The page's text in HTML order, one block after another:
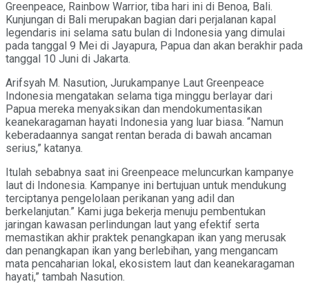
Greenpeace, Rainbow Warrior, tiba hari ini di Benoa, Bali.
Kunjungan di Bali merupakan bagian dari perjalanan kapal
legendaris ini selama satu bulan di Indonesia yang dimulai
pada tanggal 9 Mei di Jayapura, Papua dan akan berakhir pada
tanggal 10 Juni di Jakarta.
Arifsyah M. Nasution, Jurukampanye Laut Greenpeace
Indonesia mengatakan selama tiga minggu berlayar dari
Papua mereka menyaksikan dan mendokumentasikan
keanekaragaman hayati Indonesia yang luar biasa. “Namun
keberadaannya sangat rentan berada di bawah ancaman
serius,” katanya.
Itulah sebabnya saat ini Greenpeace meluncurkan kampanye
laut di Indonesia. Kampanye ini bertujuan untuk mendukung
terciptanya pengelolaan perikanan yang adil dan
berkelanjutan.” Kami juga bekerja menuju pembentukan
jaringan kawasan perlindungan laut yang efektif serta
memastikan akhir praktek penangkapan ikan yang merusak
dan penangkapan ikan yang berlebihan, yang mengancam
mata pencaharian lokal, ekosistem laut dan keanekaragaman
hayati,” tambah Nasution.